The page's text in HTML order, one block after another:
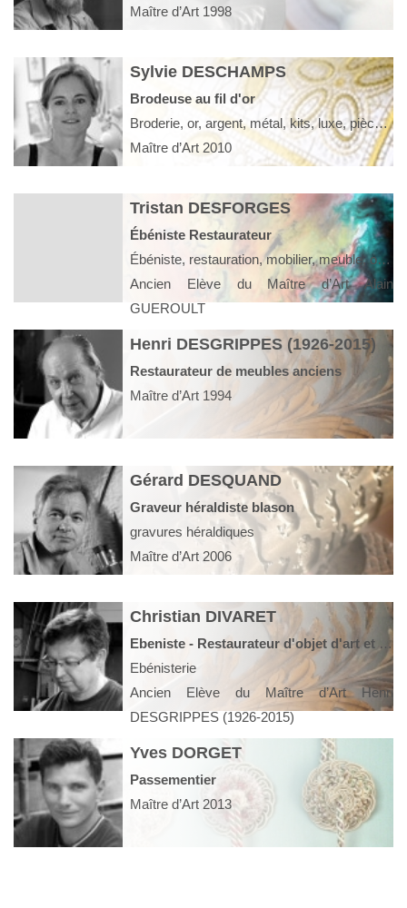
Maître d’Art 1998
Sylvie DESCHAMPS
Brodeuse au fil d'or
Broderie, or, argent, métal, kits, luxe, pièce unique, série limitée, interizur, bijoux, formation, cours, stage, Galet gainés brodés
Maître d’Art 2010
Tristan DESFORGES
Ébéniste Restaurateur
Ébéniste, restauration, mobilier, meuble, objet d'art
Ancien Elève du Maître d’Art Alain
GUEROULT
Henri DESGRIPPES (1926-2015)
Restaurateur de meubles anciens
Maître d’Art 1994
Gérard DESQUAND
Graveur héraldiste blason
gravures héraldiques
Maître d’Art 2006
Christian DIVARET
Ebeniste - Restaurateur d'objet d'art et meubles
Ebénisterie
Ancien Elève du Maître d’Art Henri
DESGRIPPES (1926-2015)
Yves DORGET
Passementier
Maître d’Art 2013